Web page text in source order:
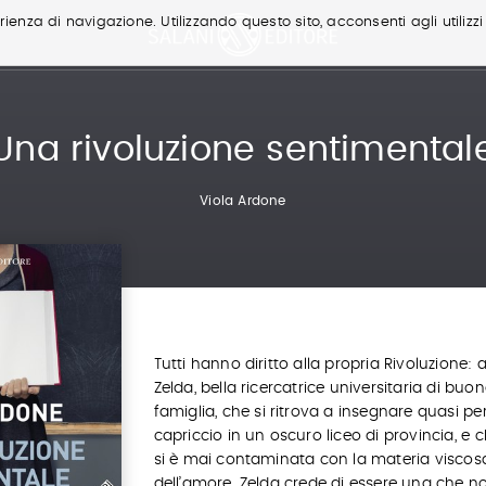
di navigazione. Utilizzando questo sito, acconsenti agli
rivoluzione
Viola Ardone
Tutti hanno diritto alla propria Rivoluzione:
Zelda, bella ricercatrice universitaria di
famiglia, che si ritrova a insegnare quasi
capriccio in un oscuro liceo di provincia, e
si è mai contaminata con la materia